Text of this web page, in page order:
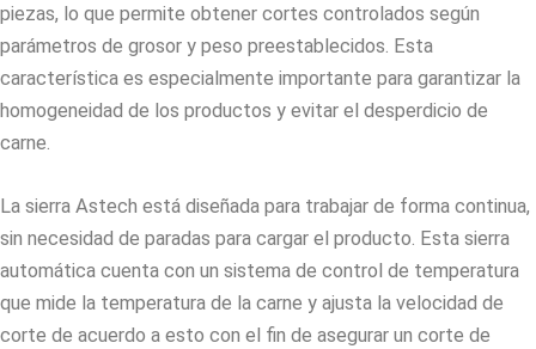
piezas, lo que permite obtener cortes controlados según
parámetros de grosor y peso preestablecidos. Esta
característica es especialmente importante para garantizar la
homogeneidad de los productos y evitar el desperdicio de
carne.
La sierra Astech está diseñada para trabajar de forma continua,
sin necesidad de paradas para cargar el producto. Esta sierra
automática cuenta con un sistema de control de temperatura
que mide la temperatura de la carne y ajusta la velocidad de
corte de acuerdo a esto con el fin de asegurar un corte de